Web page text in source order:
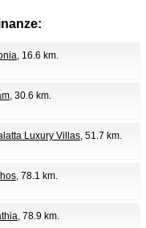
, 16.6 km.
, 30.6 km.
Luxury Villas , 51.7 km.
, 78.1 km.
, 78.9 km.